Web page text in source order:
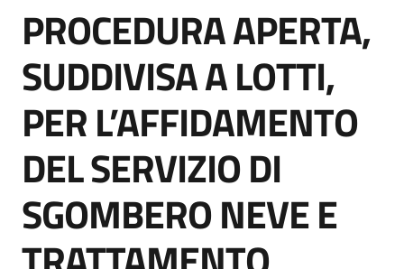
di
acquisto
Supporto
Piattaforme
telematiche
Salta al contenuto
PROCEDURA APERTA,
SUDDIVISA A LOTTI,
PER L’AFFIDAMENTO
DEL SERVIZIO DI
SGOMBERO NEVE E